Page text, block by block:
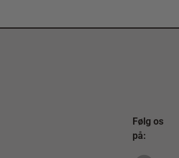
Følg os
på: